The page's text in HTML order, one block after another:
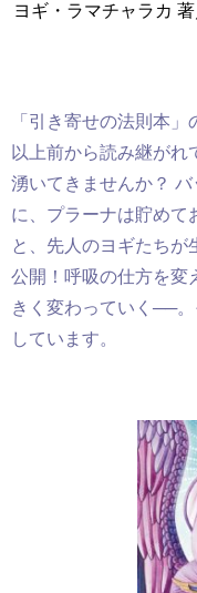
ヨギ・ラマチャラカ
「引き寄せの法則本
以上前から読み継が
湧いてきませんか？
に、プラーナは貯めて
と、先人のヨギたちが
公開！呼吸の仕方を変
きく変わっていく──
しています。